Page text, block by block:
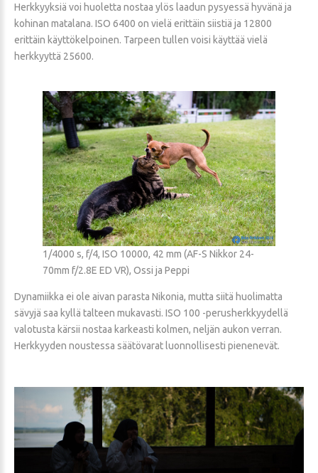
Herkkyyksiä voi huoletta nostaa ylös laadun pysyessä hyvänä ja
kohinan matalana. ISO 6400 on vielä erittäin siistiä ja 12800
erittäin käyttökelpoinen. Tarpeen tullen voisi käyttää vielä
herkkyyttä 25600.
1/4000 s, f/4, ISO 10000, 42 mm (AF-S Nikkor 24-
70mm f/2.8E ED VR), Ossi ja Peppi
Dynamiikka ei ole aivan parasta Nikonia, mutta siitä huolimatta
sävyjä saa kyllä talteen mukavasti. ISO 100 -perusherkkyydellä
valotusta kärsii nostaa karkeasti kolmen, neljän aukon verran.
Herkkyyden noustessa säätövarat luonnollisesti pienenevät.